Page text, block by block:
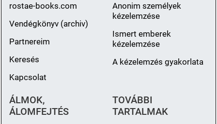
rostae-books.com
Vendégkönyv (archiv)
Partnereim
Keresés
Kapcsolat
Anonim személyek
kézelemzése
Ismert emberek
kézelemzése
A kézelemzés gyakorlata
ÁLMOK,
ÁLOMFEJTÉS
TOVÁBBI
TARTALMAK